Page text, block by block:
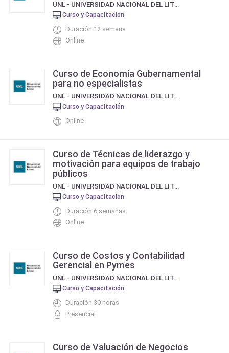
UNL - UNIVERSIDAD NACIONAL DEL LITORAL
Curso y Capacitación
Duración 12 semana
Online
Curso de Economía Gubernamental
para no especialistas
UNL - UNIVERSIDAD NACIONAL DEL LITORAL
Curso y Capacitación
Online
Curso de Técnicas de liderazgo y
motivación para equipos de trabajo
públicos
UNL - UNIVERSIDAD NACIONAL DEL LITORAL
Curso y Capacitación
Duración 6 semanas
Online
Curso de Costos y Contabilidad
Gerencial en Pymes
UNL - UNIVERSIDAD NACIONAL DEL LITORAL
Curso y Capacitación
Duración 30 horas
Presencial
Curso de Valuación de Negocios